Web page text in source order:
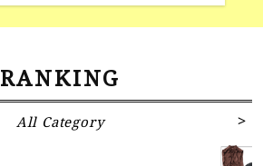
RANKING
All Category